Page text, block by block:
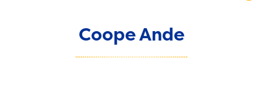
Coope Ande